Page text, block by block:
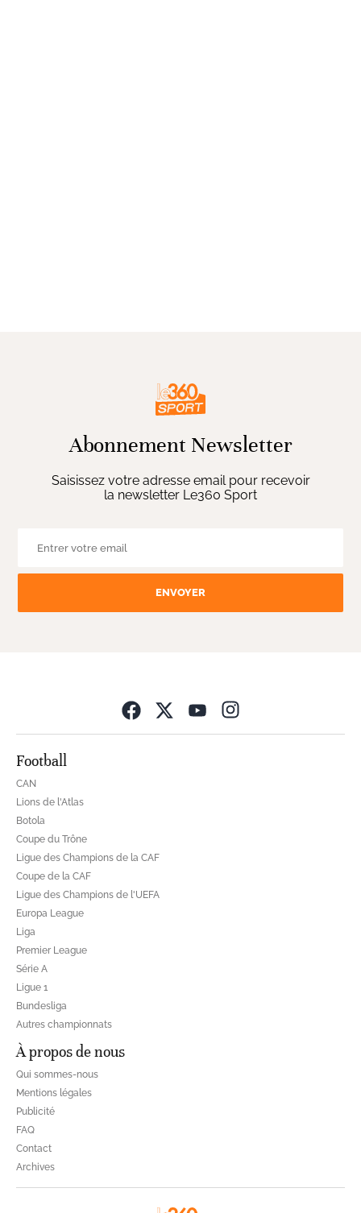
Abonnement Newsletter
Saisissez votre adresse email pour recevoir
la newsletter Le360 Sport
ENVOYER
Football
CAN
Lions de l'Atlas
Botola
Coupe du Trône
Ligue des Champions de la CAF
Coupe de la CAF
Ligue des Champions de l'UEFA
Europa League
Liga
Premier League
Série A
Ligue 1
Bundesliga
Autres championnats
À propos de nous
Qui sommes-nous
Mentions légales
Publicité
FAQ
Contact
Archives